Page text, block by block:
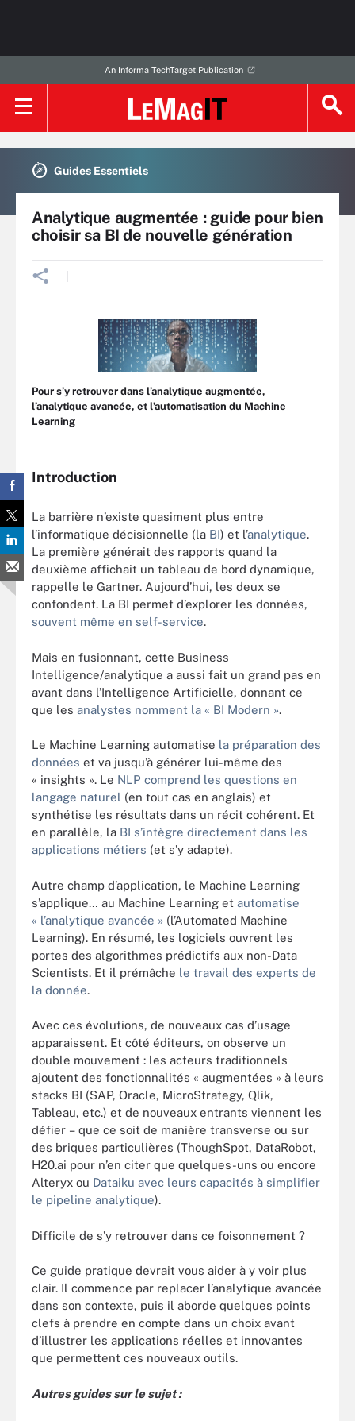
An Informa TechTarget Publication
Guides Essentiels
Analytique augmentée : guide pour bien
choisir sa BI de nouvelle génération
Pour s’y retrouver dans l’analytique augmentée,
l’analytique avancée, et l’automatisation du Machine
Learning
Introduction
La barrière n’existe quasiment plus entre
l’informatique décisionnelle (la BI) et l’analytique.
La première générait des rapports quand la
deuxième affichait un tableau de bord dynamique,
rappelle le Gartner. Aujourd’hui, les deux se
confondent. La BI permet d’explorer les données,
souvent même en self-service.
Mais en fusionnant, cette Business
Intelligence/analytique a aussi fait un grand pas en
avant dans l’Intelligence Artificielle, donnant ce
que les analystes nomment la « BI Modern ».
Le Machine Learning automatise la préparation des
données et va jusqu’à générer lui-même des
« insights ». Le NLP comprend les questions en
langage naturel (en tout cas en anglais) et
synthétise les résultats dans un récit cohérent. Et
en parallèle, la BI s’intègre directement dans les
applications métiers (et s’y adapte).
Autre champ d’application, le Machine Learning
s’applique… au Machine Learning et automatise
« l’analytique avancée » (l’Automated Machine
Learning). En résumé, les logiciels ouvrent les
portes des algorithmes prédictifs aux non-Data
Scientists. Et il prémâche le travail des experts de
la donnée.
Avec ces évolutions, de nouveaux cas d’usage
apparaissent. Et côté éditeurs, on observe un
double mouvement : les acteurs traditionnels
ajoutent des fonctionnalités « augmentées » à leurs
stacks BI (SAP, Oracle, MicroStrategy, Qlik,
Tableau, etc.) et de nouveaux entrants viennent les
défier – que ce soit de manière transverse ou sur
des briques particulières (ThoughSpot, DataRobot,
H20.ai pour n’en citer que quelques-uns ou encore
Alteryx ou Dataiku avec leurs capacités à simplifier
le pipeline analytique).
Difficile de s’y retrouver dans ce foisonnement ?
Ce guide pratique devrait vous aider à y voir plus
clair. Il commence par replacer l’analytique avancée
dans son contexte, puis il aborde quelques points
clefs à prendre en compte dans un choix avant
d’illustrer les applications réelles et innovantes
que permettent ces nouveaux outils.
Autres guides sur le sujet :